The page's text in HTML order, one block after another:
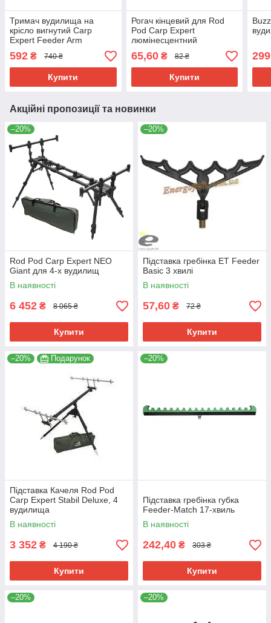
Тримач вудилища на
крісло вигнутий Carp
Expert Feeder Arm
CURVED 100/150см
592 ₴ 740 ₴
Купити
Рогач кінцевий для Rod
Pod Carp Expert
люмінесцентний
65,60₴ 82 ₴
Купити
Акційні пропозиції та новинки
–20%
Rod Pod Carp Expert NEO
Giant для 4-х вудилищ
В наявності
6 452 ₴ 8 065 ₴
Купити
–20%
Підставка гребінка ЕТ Feeder
Basic 3 хвилі
В наявності
57,60 ₴ 72 ₴
Купити
–20% Подарунок
Підставка Качеля Rod Pod
Carp Expert Stabil Deluxe, 4
вудилища
В наявності
3 352 ₴ 4 190 ₴
Купити
–20%
Підставка гребінка губка
Feeder-Match 17-хвиль
В наявності
242,40 ₴ 303 ₴
Купити
–20% –20%